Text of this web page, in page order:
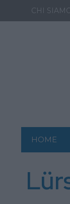
CHI
HOME